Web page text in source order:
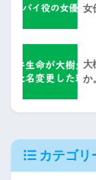
女
大
か
カテゴリ